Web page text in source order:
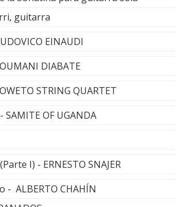
guitarra
EINAUDI
DIABATE
STRING QUARTET
SAMITE OF UGANDA
I) - ERNESTO SNAJER
- ALBERTO CHAHÍN